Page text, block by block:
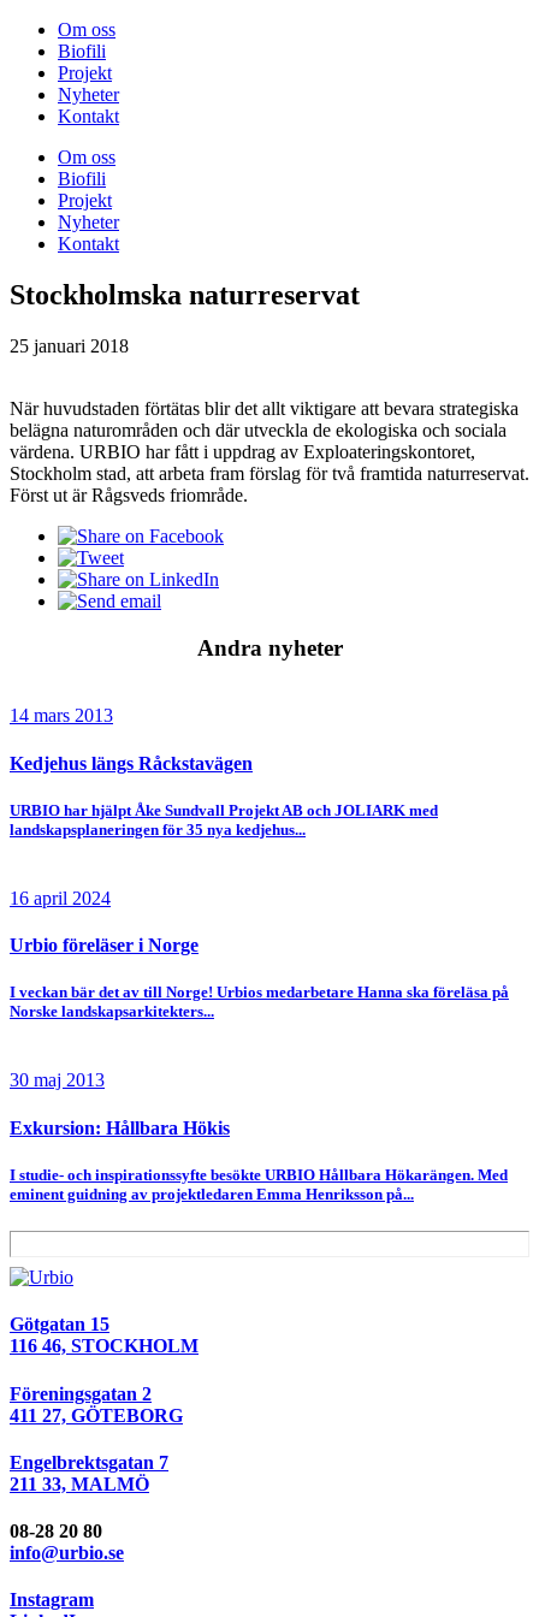
Om oss
Biofili
Projekt
Nyheter
Kontakt
Om oss
Biofili
Projekt
Nyheter
Kontakt
Stockholmska naturreservat
25 januari 2018
När huvudstaden förtätas blir det allt viktigare att bevara strategiska
belägna naturområden och där utveckla de ekologiska och sociala
värdena. URBIO har fått i uppdrag av Exploateringskontoret,
Stockholm stad, att arbeta fram förslag för två framtida naturreservat.
Först ut är Rågsveds friområde.
Andra nyheter
14 mars 2013
Kedjehus längs Råckstavägen
URBIO har hjälpt Åke Sundvall Projekt AB och JOLIARK med
landskapsplaneringen för 35 nya kedjehus...
16 april 2024
Urbio föreläser i Norge
I veckan bär det av till Norge! Urbios medarbetare Hanna ska föreläsa på
Norske landskapsarkitekters...
30 maj 2013
Exkursion: Hållbara Hökis
I studie- och inspirationssyfte besökte URBIO Hållbara Hökarängen. Med
eminent guidning av projektledaren Emma Henriksson på...
Götgatan 15
116 46, STOCKHOLM
Föreningsgatan 2
411 27, GÖTEBORG
Engelbrektsgatan 7
211 33, MALMÖ
08-28 20 80
info@urbio.se
Instagram